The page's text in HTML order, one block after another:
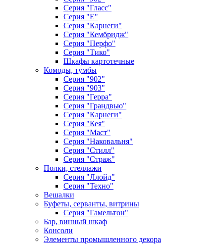
Серия "Гласс"
Серия "Е"
Серия "Карнеги"
Серия "Кембридж"
Серия "Перфо"
Серия "Тико"
Шкафы картотечные
Комоды, тумбы
Серия "902"
Серия "903"
Серия "Герра"
Серия "Грандвью"
Серия "Карнеги"
Серия "Кея"
Серия "Маст"
Серия "Наковальня"
Серия "Стилл"
Серия "Страж"
Полки, стеллажи
Серия "Ллойд"
Серия "Техно"
Вешалки
Буфеты, серванты, витрины
Серия "Гамельтон"
Бар, винный шкаф
Консоли
Элементы промышленного декора